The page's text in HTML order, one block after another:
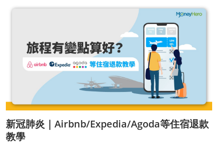
新冠肺炎｜Airbnb/Expedia/Agoda等住宿退款
教學